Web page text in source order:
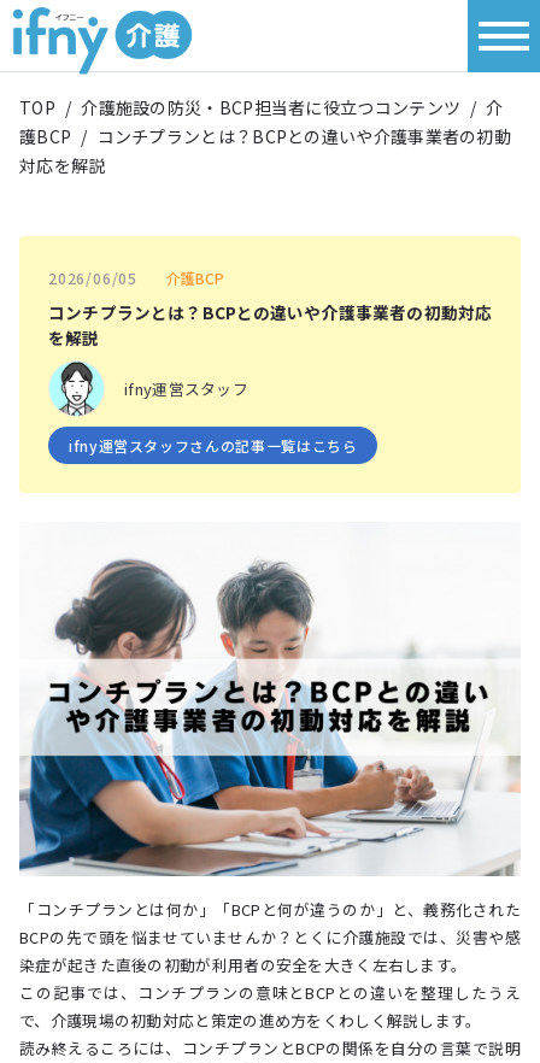
TOP / 介護施設の防災・BCP担当者に役立つコンテンツ / 介
護BCP / コンチプランとは？BCPとの違いや介護事業者の初動
対応を解説
2026/06/05 介護BCP
コンチプランとは？BCPとの違いや介護事業者の初動対応
を解説
ifny運営スタッフ
ifny運営スタッフさんの記事一覧はこちら
「コンチプランとは何か」「BCPと何が違うのか」と、義務化された
BCPの先で頭を悩ませていませんか？とくに介護施設では、災害や感
染症が起きた直後の初動が利用者の安全を大きく左右します。
この記事では、コンチプランの意味とBCPとの違いを整理したうえ
で、介護現場の初動対応と策定の進め方をくわしく解説します。
読み終えるころには、コンチプランとBCPの関係を自分の言葉で説明